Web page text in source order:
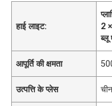
हाई लाइट:
2
ब्लू
आपूर्ति की क्षमता
उत्पत्ति के प्लेस चीन